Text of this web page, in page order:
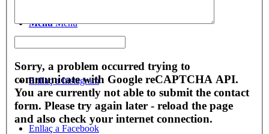
Menú Menú
Enllaç a Instagram
Enllaç a Facebook
Sorry, a problem occurred trying to
communicate with Google reCAPTCHA API.
You are currently not able to submit the contact
form. Please try again later - reload the page
and also check your internet connection.